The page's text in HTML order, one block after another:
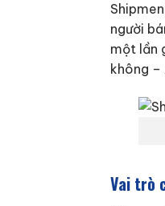
người
một lần
không –
Vai trò